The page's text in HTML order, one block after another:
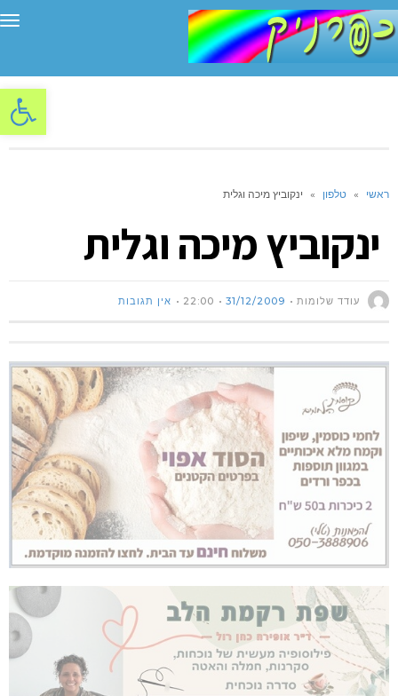
פתח
ראשי » טלפון » ינקוביץ מיכה וגלית
ינקוביץ מיכה וגלית
עודד שלומות 31/12/2009
22:00 אין תגובות